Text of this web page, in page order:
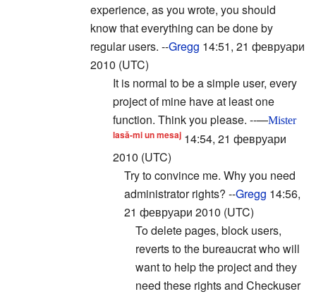
experience, as you wrote, you should
know that everything can be done by
regular users. --Gregg 14:51, 21 февруари
2010 (UTC)
It is normal to be a simple user, every
project of mine have at least one
function. Think you please. --—Mister
lasă-mi un mesaj 14:54, 21 февруари
2010 (UTC)
Try to convince me. Why you need
administrator rights? --Gregg 14:56,
21 февруари 2010 (UTC)
To delete pages, block users,
reverts to the bureaucrat who will
want to help the project and they
need these rights and Checkuser